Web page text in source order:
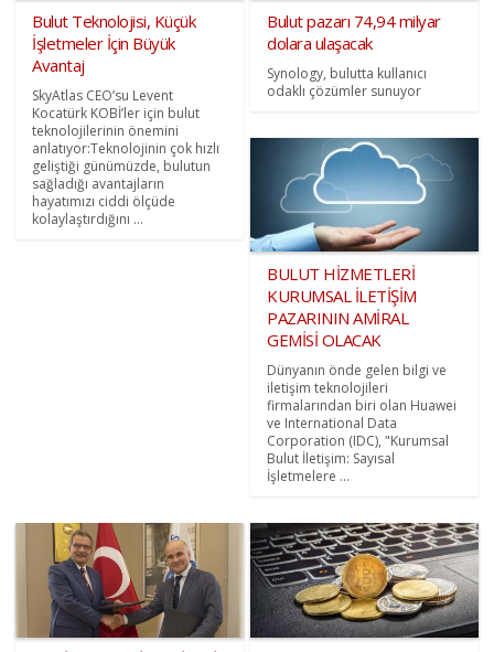
Bulut Teknolojisi, Küçük
İşletmeler İçin Büyük
Avantaj
SkyAtlas CEO’su Levent
Kocatürk KOBİ’ler için bulut
teknolojilerinin önemini
anlatıyor:Teknolojinin çok hızlı
geliştiği günümüzde, bulutun
sağladığı avantajların
hayatımızı ciddi ölçüde
kolaylaştırdığını ...
Bulut pazarı 74,94 milyar
dolara ulaşacak
Synology, bulutta kullanıcı
odaklı çözümler sunuyor
BULUT HİZMETLERİ
KURUMSAL İLETİŞİM
PAZARININ AMİRAL
GEMİSİ OLACAK
Dünyanın önde gelen bilgi ve
iletişim teknolojileri
firmalarından biri olan Huawei
ve International Data
Corporation (IDC), "Kurumsal
Bulut İletişim: Sayısal
İşletmelere ...